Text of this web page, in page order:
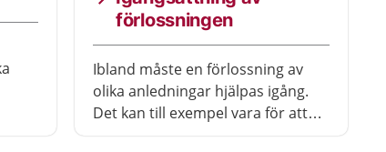
brukar gå till på de olika
förlossningen
Ibland måste en förlossning av
olika anledningar hjälpas igång.
Det kan till exempel vara för att